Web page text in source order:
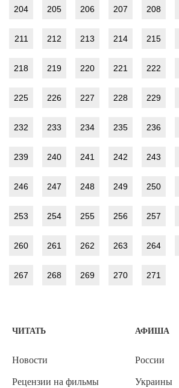
204 205 206 207 208
211 212 213 214 215
218 219 220 221 222
225 226 227 228 229
232 233 234 235 236
239 240 241 242 243
246 247 248 249 250
253 254 255 256 257
260 261 262 263 264
267 268 269 270 271
ЧИТАТЬ
Новости
Рецензии на фильмы
АФИША
России
Украины